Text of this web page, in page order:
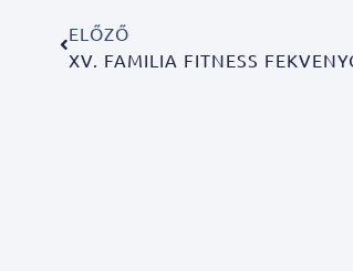
ELŐZŐ
XV. FAMILIA FITNESS